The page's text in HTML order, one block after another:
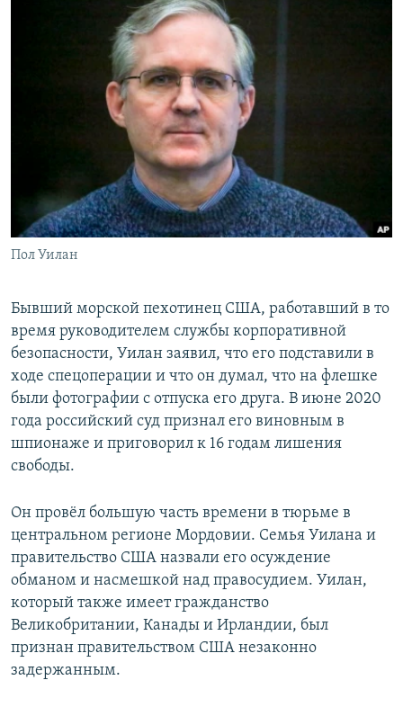
Пол Уилан
Бывший морской пехотинец США, работавший в то
время руководителем службы корпоративной
безопасности, Уилан заявил, что его подставили в
ходе спецоперации и что он думал, что на флешке
были фотографии с отпуска его друга. В июне 2020
года российский суд признал его виновным в
шпионаже и приговорил к 16 годам лишения
свободы.
Он провёл большую часть времени в тюрьме в
центральном регионе Мордовии. Семья Уилана и
правительство США назвали его осуждение
обманом и насмешкой над правосудием. Уилан,
который также имеет гражданство
Великобритании, Канады и Ирландии, был
признан правительством США незаконно
задержанным.